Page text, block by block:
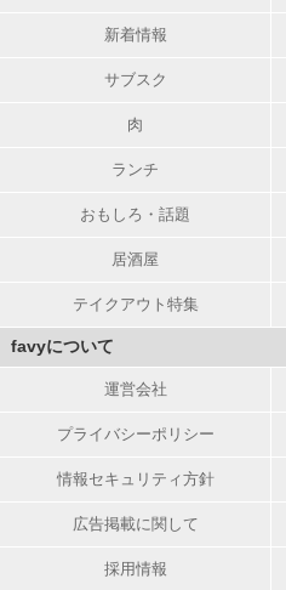
新着情報
サブスク
肉
ランチ
おもしろ・話題
居酒屋
テイクアウト特集
favyについて
運営会社
プライバシーポリシー
情報セキュリティ方針
広告掲載に関して
採用情報